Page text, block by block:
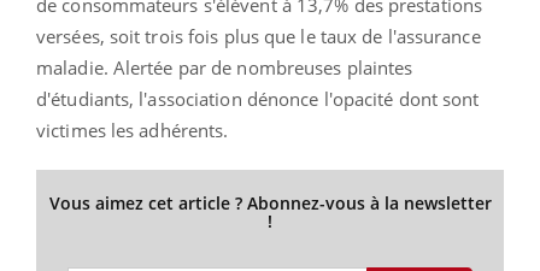
versées, soit trois fois plus que le taux de l'assurance
maladie. Alertée par de nombreuses plaintes
d'étudiants, l'association dénonce l'opacité dont sont
victimes les adhérents.
Vous aimez cet article ? Abonnez-vous à la newsletter
!